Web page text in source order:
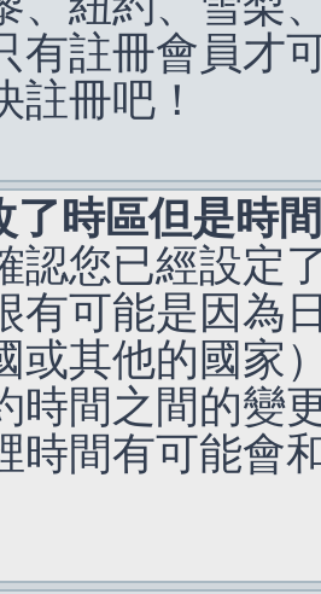
有註冊會員才
註冊吧！
了時區但是時
認您已經設定
有可能是因為
或其他的國家
時間之間的變
時間有可能會